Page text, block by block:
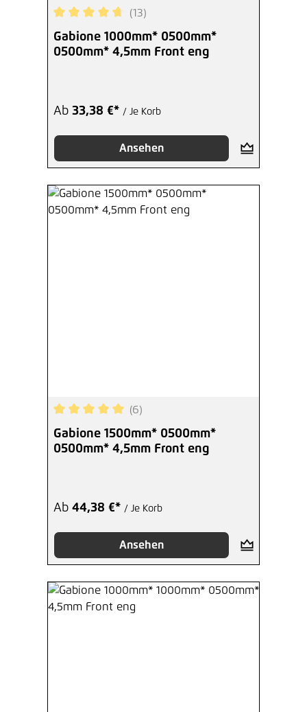
Durchschnittliche Bewertung von 4.85 von 5
(13)
Gabione 1000mm* 0500mm*
0500mm* 4,5mm Front eng
Ab 33,38 €* / Je Korb
Ansehen
Durchschnittliche Bewertung von 5 von 5
(6)
Gabione 1500mm* 0500mm*
0500mm* 4,5mm Front eng
Ab 44,38 €* / Je Korb
Ansehen